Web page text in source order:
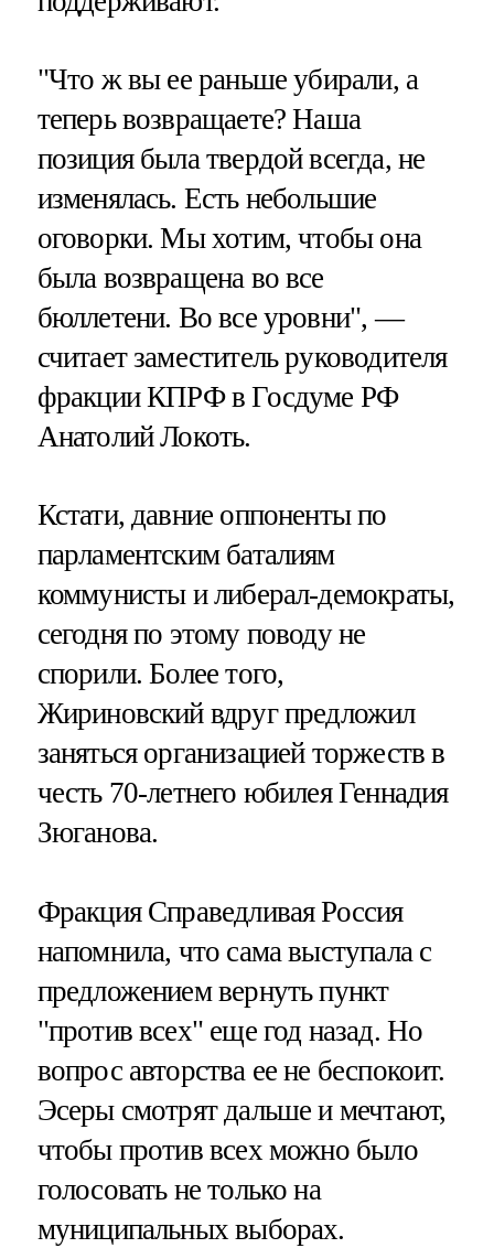
"Что ж вы ее раньше убирали, а
теперь возвращаете? Наша
позиция была твердой всегда, не
изменялась. Есть небольшие
оговорки. Мы хотим, чтобы она
была возвращена во все
бюллетени. Во все уровни", —
считает заместитель руководителя
фракции КПРФ в Госдуме РФ
Анатолий Локоть.
Кстати, давние оппоненты по
парламентским баталиям
коммунисты и либерал-демократы,
сегодня по этому поводу не
спорили. Более того,
Жириновский вдруг предложил
заняться организацией торжеств в
честь 70-летнего юбилея Геннадия
Зюганова.
Фракция Справедливая Россия
напомнила, что сама выступала с
предложением вернуть пункт
"против всех" еще год назад. Но
вопрос авторства ее не беспокоит.
Эсеры смотрят дальше и мечтают,
чтобы против всех можно было
голосовать не только на
муниципальных выборах.